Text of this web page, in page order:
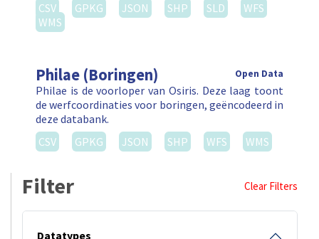
CSV
GPKG JSON SHP SLD
WFS
WMS
Philae (Boringen) Open Data
Philae is de voorloper van Osiris. Deze laag toont
de werfcoordinaties voor boringen, geëncodeerd in
deze databank.
CSV
GPKG JSON SHP WFS WMS
Filter Clear Filters
Datatypes